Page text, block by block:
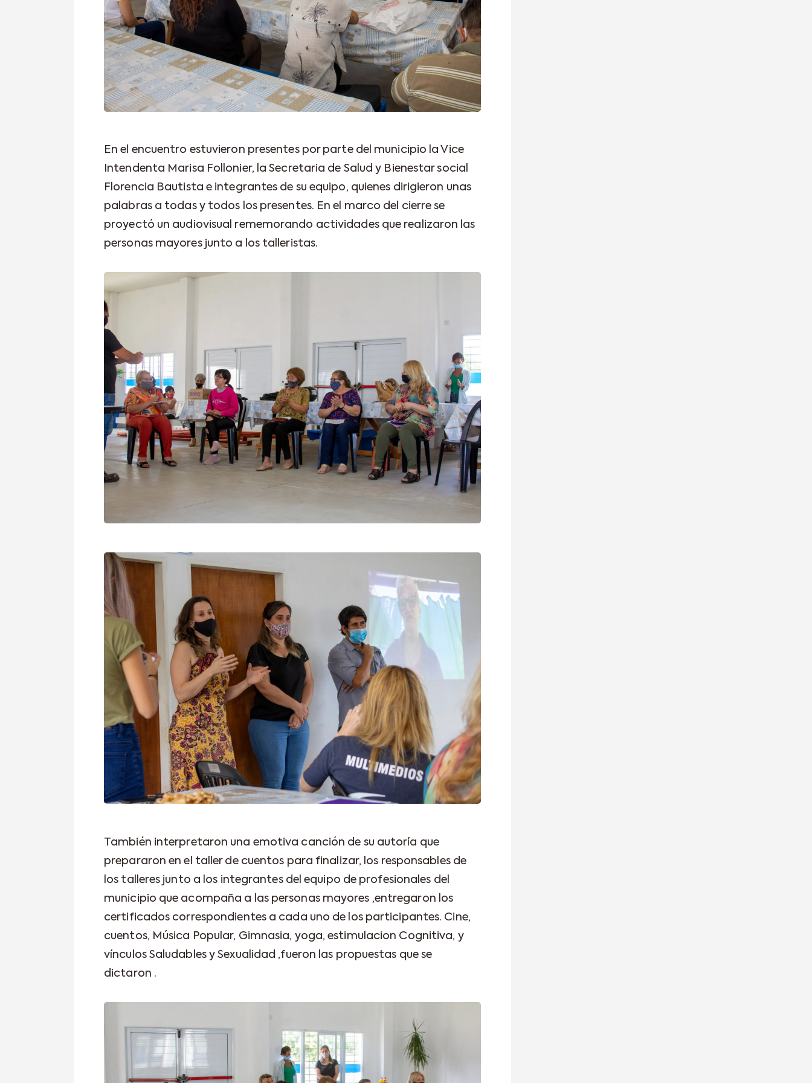
En el encuentro estuvieron presentes por parte del municipio la Vice
Intendenta Marisa Follonier, la Secretaria de Salud y Bienestar social
Florencia Bautista e integrantes de su equipo, quienes dirigieron unas
palabras a todas y todos los presentes. En el marco del cierre se
proyectó un audiovisual rememorando actividades que realizaron las
personas mayores junto a los talleristas.
También interpretaron una emotiva canción de su autoría que
prepararon en el taller de cuentos para finalizar, los responsables de
los talleres junto a los integrantes del equipo de profesionales del
municipio que acompaña a las personas mayores ,entregaron los
certificados correspondientes a cada uno de los participantes. Cine,
cuentos, Música Popular, Gimnasia, yoga, estimulacion Cognitiva, y
vínculos Saludables y Sexualidad ,fueron las propuestas que se
dictaron .